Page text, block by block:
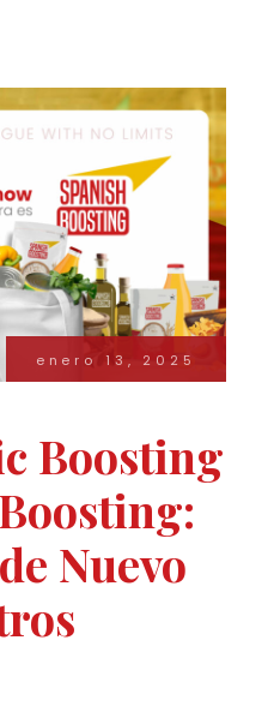
enero 13, 2025
Boosting
Nuevo